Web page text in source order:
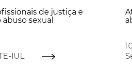
de justiça e
sexual
IUL